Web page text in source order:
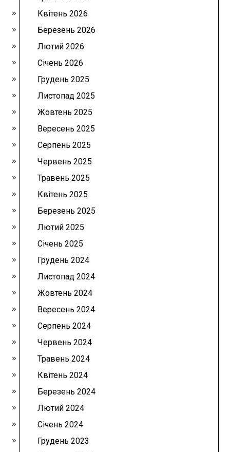
Квітень 2026
Березень 2026
Лютий 2026
Січень 2026
Грудень 2025
Листопад 2025
Жовтень 2025
Вересень 2025
Серпень 2025
Червень 2025
Травень 2025
Квітень 2025
Березень 2025
Лютий 2025
Січень 2025
Грудень 2024
Листопад 2024
Жовтень 2024
Вересень 2024
Серпень 2024
Червень 2024
Травень 2024
Квітень 2024
Березень 2024
Лютий 2024
Січень 2024
Грудень 2023